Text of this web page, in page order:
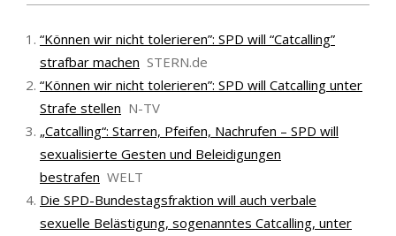
“Können wir nicht tolerieren”: SPD will “Catcalling”
strafbar machen STERN.de
“Können wir nicht tolerieren”: SPD will Catcalling unter
Strafe stellen N-TV
„Catcalling“: Starren, Pfeifen, Nachrufen – SPD will
sexualisierte Gesten und Beleidigungen
bestrafen WELT
Die SPD-Bundestagsfraktion will auch verbale
sexuelle Belästigung, sogenanntes Catcalling, unter